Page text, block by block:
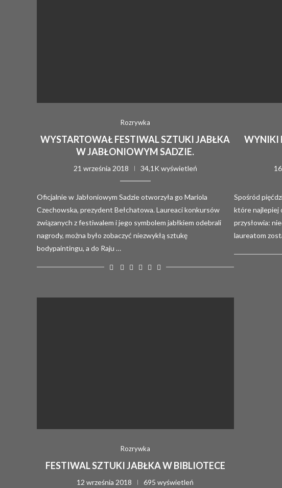
Rozrywka
WYSTARTOWAŁ FESTIWAL SZTUKI JABŁKA
W JABŁONIOWYM SADZIE.
21 września 2018 34,1K wyświetleń
Oficjalnie w Jabłoniowym Sadzie otworzyła go Mariola
Czechowska, prezydent Bełchatowa. Laureaci konkursów
związanych z festiwalem i jego symbolem jabłkiem odebrali
nagrody, można było zobaczyć niezwykłą sztukę
bodypaintingu, a do Raju …
WYNIKI
Spośród
które najlepiej
przysłowia:
laureatom
Rozrywka
FESTIWAL SZTUKI JABŁKA W BIBLIOTECE
12 września 2018 695 wyświetleń